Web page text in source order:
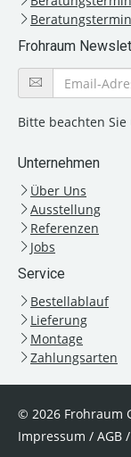
Frohraum
Bitte beachten Sie
Unternehmen
Über Uns
Ausstellung
Referenzen
Jobs
Service
Bestellablauf
Lieferung
Montage
Zahlungsarten
© 2026 Frohraum
Impressum / AGB /